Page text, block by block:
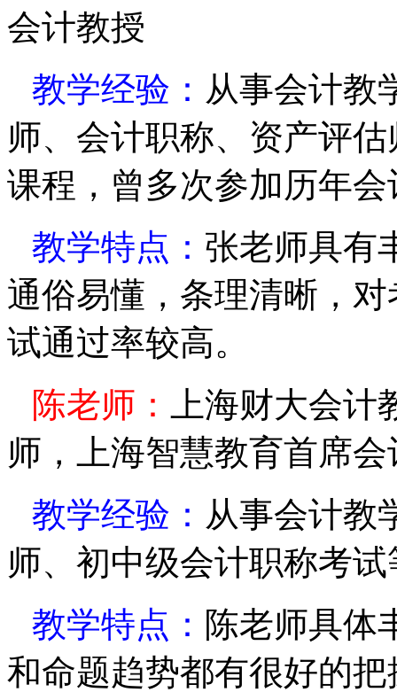
会计教授
教学经验： 从事会计教
师、会计职称、资产评
课程，曾多次参加历年
教学特点： 张老师具有
通俗易懂，条理清晰，
试通过率较高。
陈老师： 上海财大会计
师，上海智慧教育首席会
教学经验： 从事会计教
师、初中级会计职称考
教学特点： 陈老师具体
和命题趋势都有很好的